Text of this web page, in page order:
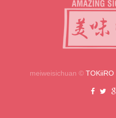
meiweisichuan © TOKiiRO